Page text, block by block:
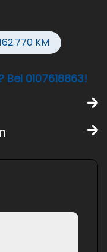
KM
0107618863!